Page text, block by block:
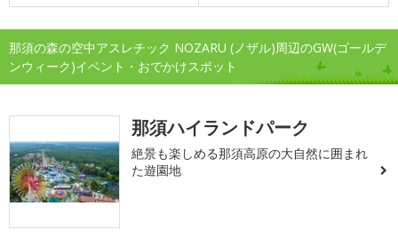
那須の森の空中アスレチック NOZARU (ノザル)周辺のGW(ゴールデ
ンウィーク)イベント・おでかけスポット
那須ハイランドパーク
絶景も楽しめる那須高原の大自然に囲まれ
た遊園地